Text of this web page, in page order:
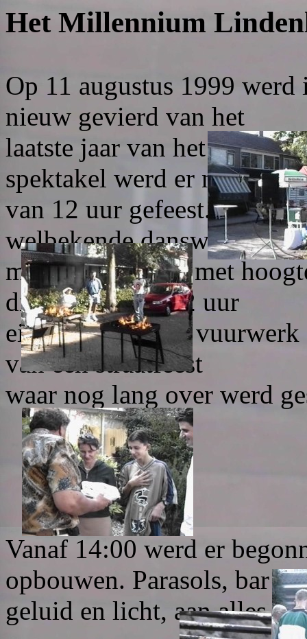
Het Millennium
Op 11 augustus 1999
nieuw gevierd van het
laatste jaar van het
spektakel werd er naar de
van 12 uur gefeest. Ook dit
welbekende danswedstrijd,
millennium film, met
die precies om 12 uur
eindigde met een
van een straatfeest
waar nog lang over werd
Vanaf 14:00 werd er
opbouwen. Parasols, bar
geluid en licht, aan alles